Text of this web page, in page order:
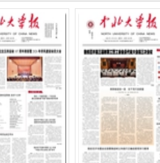
新双向
以
基层强
态、建
学校聚
党旗
以党
双带头